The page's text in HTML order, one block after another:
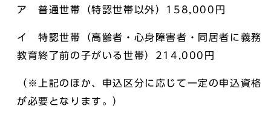
ア 普通世帯（特認世帯以外）158,000円
イ 特認世帯（高齢者・心身障害者・同居者に義務
教育終了前の子がいる世帯）214,000円
（※上記のほか、申込区分に応じて一定の申込資格
が必要となります。）